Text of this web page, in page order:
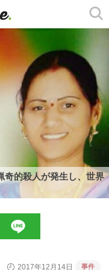
奇的殺人が発生し、世界
2017年12月14日 事件